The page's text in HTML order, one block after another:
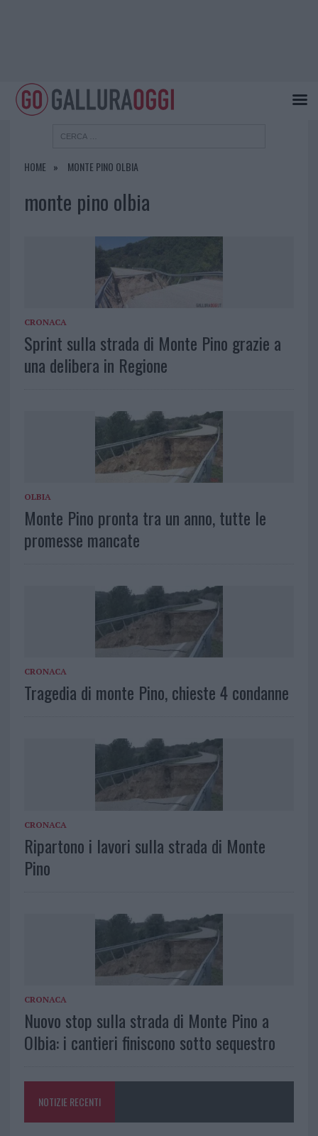
HOME MONTE PINO OLBIA
monte pino olbia
CRONACA
Sprint sulla strada di Monte Pino grazie a
una delibera in Regione
OLBIA
Monte Pino pronta tra un anno, tutte le
promesse mancate
CRONACA
Tragedia di monte Pino, chieste 4 condanne
CRONACA
Ripartono i lavori sulla strada di Monte
Pino
CRONACA
Nuovo stop sulla strada di Monte Pino a
Olbia: i cantieri finiscono sotto sequestro
NOTIZIE RECENTI